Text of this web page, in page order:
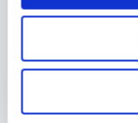
OKUPALO – TODO